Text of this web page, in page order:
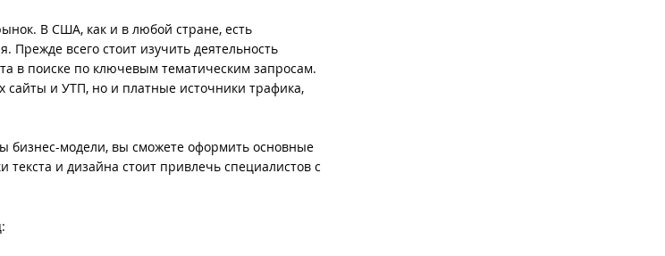
В США, как и в любой стране, есть
Прежде всего стоит изучить деятельность
в поиске по ключевым тематическим запросам.
и УТП, но и платные источники трафика,
бизнес-модели, вы сможете оформить основные
и дизайна стоит привлечь специалистов с